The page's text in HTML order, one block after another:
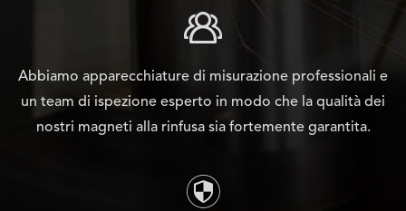

Abbiamo apparecchiature di misurazione professionali e
un team di ispezione esperto in modo che la qualità dei
nostri magneti alla rinfusa sia fortemente garantita.
